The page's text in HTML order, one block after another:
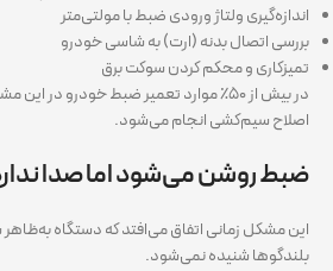
اندازه‌گیری ولتاژ ورودی ضبط با مولتی‌متر
بررسی اتصال بدنه (ارت) به شاسی خودرو
تمیزکاری و محکم کردن سوکت برق
در بیش از ۵۰٪ موارد تعمیر ضبط خودرو در
اصلاح سیم‌کشی انجام می‌شود.
ضبط روشن می‌شود اما صدا
این مشکل زمانی اتفاق می‌افتد که دستگاه
بلندگوها شنیده نمی‌شود.